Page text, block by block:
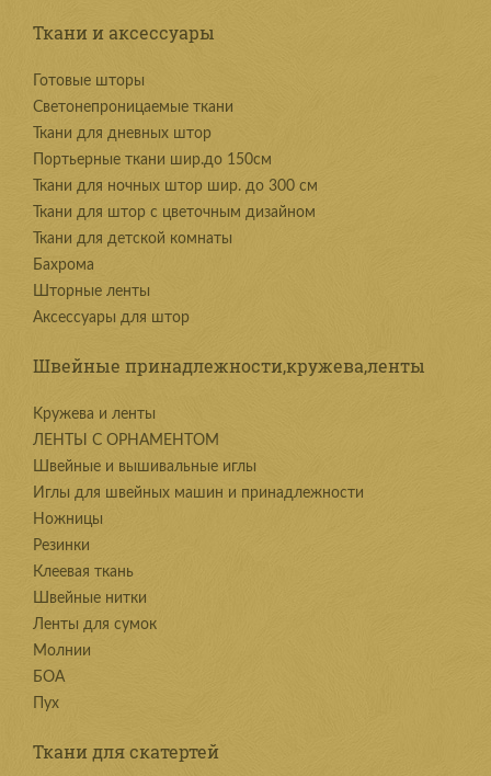
Ткани и аксессуары
Готовые шторы
Светонепроницаемые ткани
Ткани для дневных штор
Портьерные ткани шир.до 150см
Ткани для ночных штор шир. до 300 см
Ткани для штор с цветочным дизайном
Ткани для детской комнаты
Бахрома
Шторные ленты
Аксессуары для штор
Швейные принадлежности,кружева,ленты
Kружева и ленты
ЛЕНТЫ С ОРНАМЕНТОМ
Швейные и вышивальные иглы
Иглы для швейных машин и принадлежности
Ножницы
Резинки
Клеевая ткань
Швейные нитки
Ленты для сумок
Молнии
БОА
Пух
Ткани для скатертей